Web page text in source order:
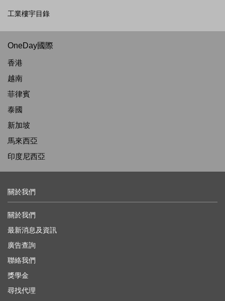
工業樓宇目錄
OneDay國際
香港
越南
菲律賓
泰國
新加坡
馬來西亞
印度尼西亞
關於我們
關於我們
最新消息及資訊
廣告查詢
聯絡我們
獎學金
尋找代理